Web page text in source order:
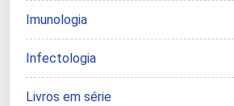
Imunologia
Infectologia
Livros em série